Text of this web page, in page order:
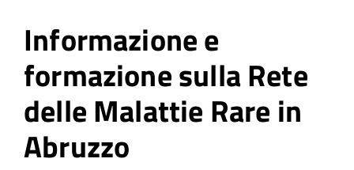
Informazione e
formazione sulla Rete
delle Malattie Rare in
Abruzzo